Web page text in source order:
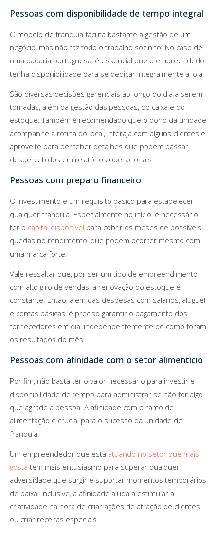
Pessoas com disponibilidade de tempo integral
O modelo de franquia facilita bastante a gestão de um
negócio, mas não faz todo o trabalho sozinho. No caso de
uma padaria portuguesa, é essencial que o empreendedor
tenha disponibilidade para se dedicar integralmente à loja.
São diversas decisões gerenciais ao longo do dia a serem
tomadas, além da gestão das pessoas, do caixa e do
estoque. Também é recomendado que o dono da unidade
acompanhe a rotina do local, interaja com alguns clientes e
aproveite para perceber detalhes que podem passar
despercebidos em relatórios operacionais.
Pessoas com preparo financeiro
O investimento é um requisito básico para estabelecer
qualquer franquia. Especialmente no início, é necessário
ter o capital disponível para cobrir os meses de possíveis
quedas no rendimento, que podem ocorrer mesmo com
uma marca forte.
Vale ressaltar que, por ser um tipo de empreendimento
com alto giro de vendas, a renovação do estoque é
constante. Então, além das despesas com salários, aluguel
e contas básicas, é preciso garantir o pagamento dos
fornecedores em dia, independentemente de como foram
os resultados do mês.
Pessoas com afinidade com o setor alimentício
Por fim, não basta ter o valor necessário para investir e
disponibilidade de tempo para administrar se não for algo
que agrade a pessoa. A afinidade com o ramo de
alimentação é crucial para o sucesso da unidade de
franquia.
Um empreendedor que está atuando no setor que mais
gosta tem mais entusiasmo para superar qualquer
adversidade que surgir e suportar momentos temporários
de baixa. Inclusive, a afinidade ajuda a estimular a
criatividade na hora de criar ações de atração de clientes
ou criar receitas especiais.